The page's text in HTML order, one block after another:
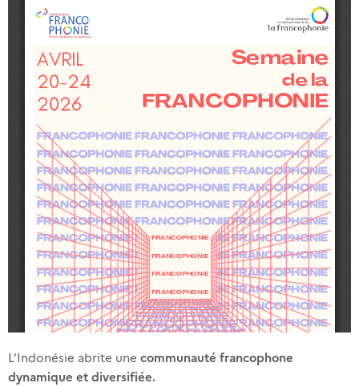
L’Indonésie abrite une communauté francophone
dynamique et diversifiée.